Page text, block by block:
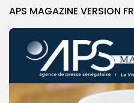
APS MAGAZINE VERSION FR